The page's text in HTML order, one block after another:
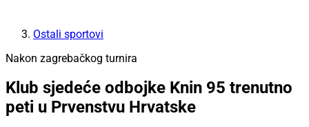
Ostali sportovi
Nakon zagrebačkog turnira
Klub sjedeće odbojke Knin 95 trenutno
peti u Prvenstvu Hrvatske